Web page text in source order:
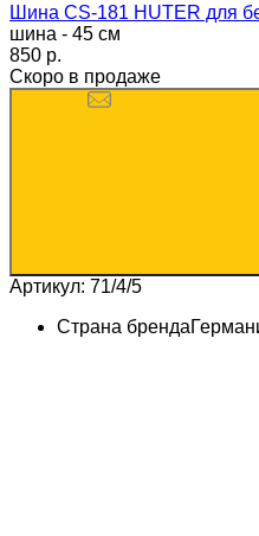
Шина CS-181 HUTER для
шина - 45 см
850 p.
Скоро в продаже
Артикул: 71/4/5
Страна бренда